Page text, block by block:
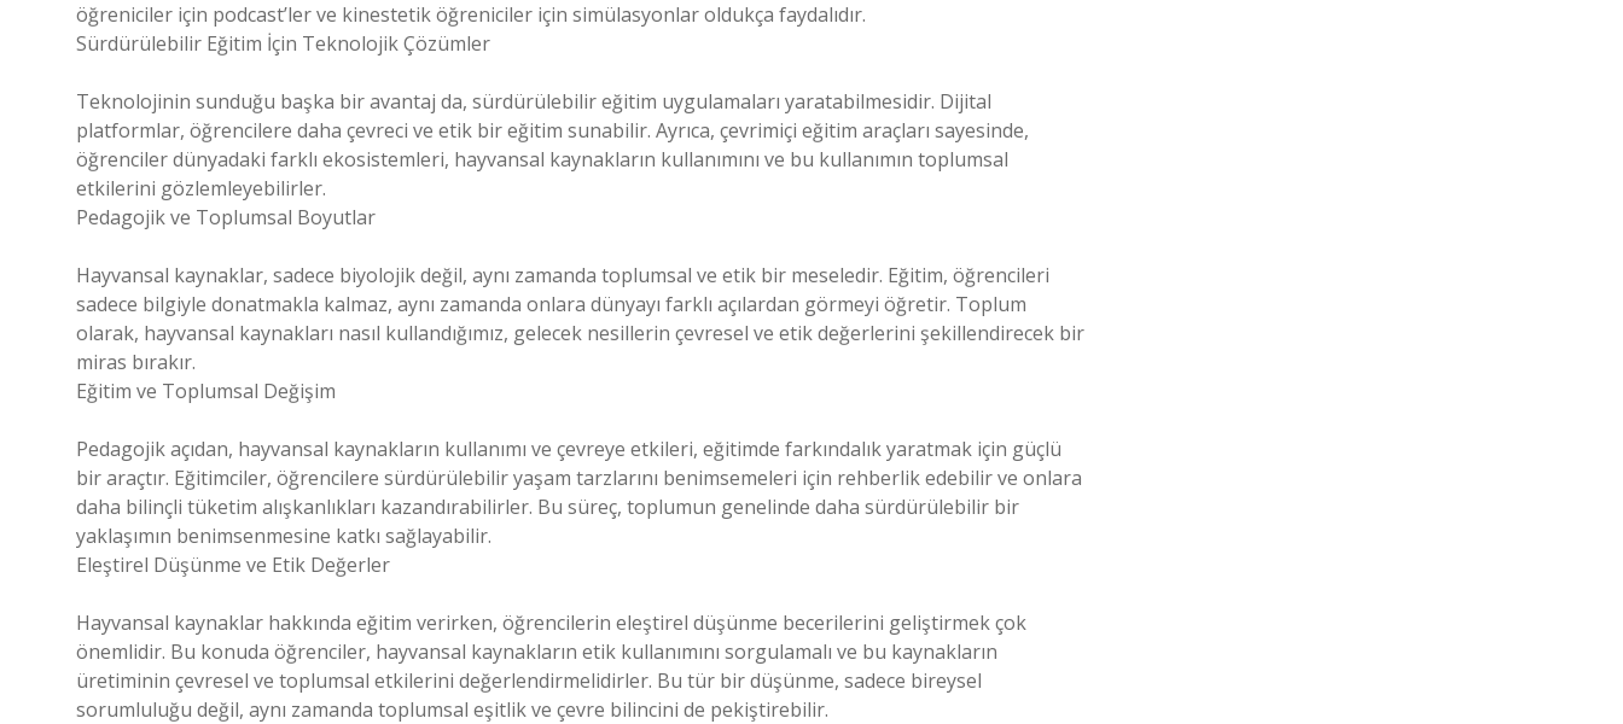
öğreniciler için podcast’ler ve kinestetik öğreniciler için simülasyonlar oldukça faydalıdır.
Sürdürülebilir Eğitim İçin Teknolojik Çözümler
Teknolojinin sunduğu başka bir avantaj da, sürdürülebilir eğitim uygulamaları yaratabilmesidir. Dijital
platformlar, öğrencilere daha çevreci ve etik bir eğitim sunabilir. Ayrıca, çevrimiçi eğitim araçları sayesinde,
öğrenciler dünyadaki farklı ekosistemleri, hayvansal kaynakların kullanımını ve bu kullanımın toplumsal
etkilerini gözlemleyebilirler.
Pedagojik ve Toplumsal Boyutlar
Hayvansal kaynaklar, sadece biyolojik değil, aynı zamanda toplumsal ve etik bir meseledir. Eğitim, öğrencileri
sadece bilgiyle donatmakla kalmaz, aynı zamanda onlara dünyayı farklı açılardan görmeyi öğretir. Toplum
olarak, hayvansal kaynakları nasıl kullandığımız, gelecek nesillerin çevresel ve etik değerlerini şekillendirecek bir
miras bırakır.
Eğitim ve Toplumsal Değişim
Pedagojik açıdan, hayvansal kaynakların kullanımı ve çevreye etkileri, eğitimde farkındalık yaratmak için güçlü
bir araçtır. Eğitimciler, öğrencilere sürdürülebilir yaşam tarzlarını benimsemeleri için rehberlik edebilir ve onlara
daha bilinçli tüketim alışkanlıkları kazandırabilirler. Bu süreç, toplumun genelinde daha sürdürülebilir bir
yaklaşımın benimsenmesine katkı sağlayabilir.
Eleştirel Düşünme ve Etik Değerler
Hayvansal kaynaklar hakkında eğitim verirken, öğrencilerin eleştirel düşünme becerilerini geliştirmek çok
önemlidir. Bu konuda öğrenciler, hayvansal kaynakların etik kullanımını sorgulamalı ve bu kaynakların
üretiminin çevresel ve toplumsal etkilerini değerlendirmelidirler. Bu tür bir düşünme, sadece bireysel
sorumluluğu değil, aynı zamanda toplumsal eşitlik ve çevre bilincini de pekiştirebilir.